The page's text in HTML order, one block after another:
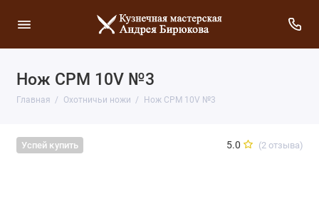
Нож CPM 10V №3
Главная Охотничьи ножи Нож CPM 10V №3
Успей купить 5.0 (2 отзыва)